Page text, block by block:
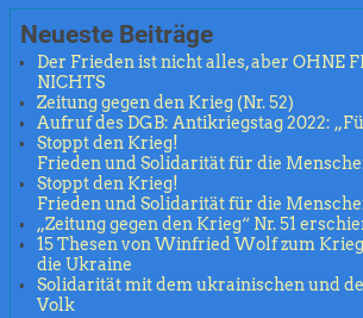
Neueste Beiträge
Der Frieden ist nicht alles, aber OHNE
NICHTS
Zeitung gegen den Krieg (Nr. 52)
Aufruf des DGB: Antikriegstag 2022:
Stoppt den Krieg!
Frieden und Solidarität für die
Stoppt den Krieg!
Frieden und Solidarität für die
„Zeitung gegen den Krieg“ Nr. 51
15 Thesen von Winfried Wolf zum
die Ukraine
Solidarität mit dem ukrainischen und
Volk